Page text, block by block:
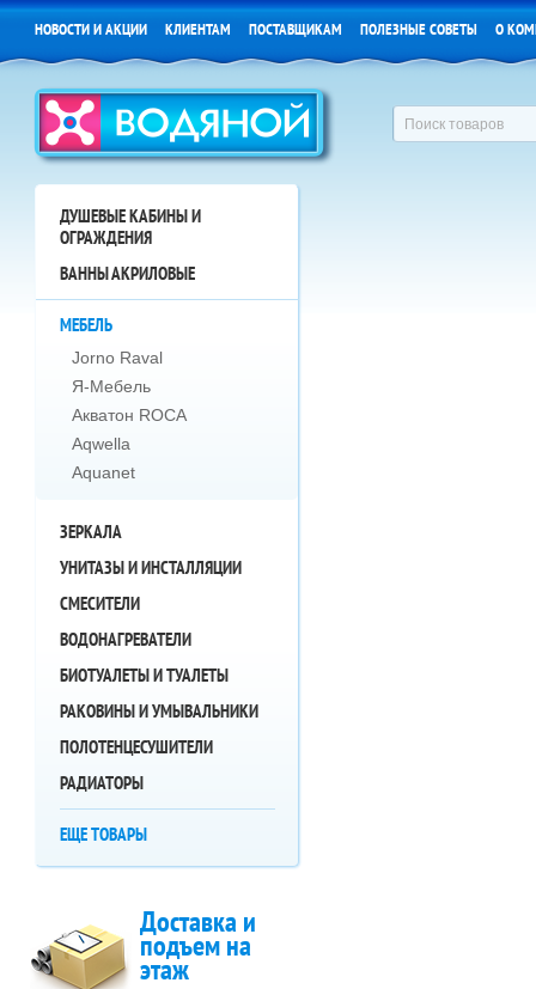
НОВОСТИ И АКЦИИ КЛИЕНТАМ ПОСТАВЩИКАМ ПОЛЕЗНЫЕ СОВЕТЫ О
ДУШЕВЫЕ КАБИНЫ И
ОГРАЖДЕНИЯ
ВАННЫ АКРИЛОВЫЕ
МЕБЕЛЬ
Jorno Raval
Я-Мебель
Акватон ROCA
Aqwella
Aquanet
ЗЕРКАЛА
УНИТАЗЫ И ИНСТАЛЛЯЦИИ
СМЕСИТЕЛИ
ВОДОНАГРЕВАТЕЛИ
БИОТУАЛЕТЫ И ТУАЛЕТЫ
РАКОВИНЫ И УМЫВАЛЬНИКИ
ПОЛОТЕНЦЕСУШИТЕЛИ
РАДИАТОРЫ
ЕЩЕ ТОВАРЫ
Доставка и
подъем на
этаж